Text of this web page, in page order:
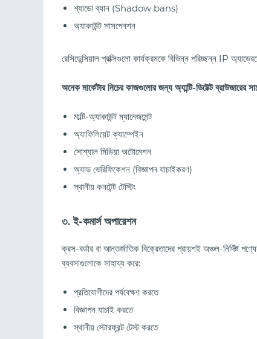
শ্যাডো ব্যান (Shadow bans)
অ্যাকাউন্ট সাসপেনশন
রেসিডেন্সিয়াল প্রক্সিগুলো কার্যক্রমকে বিভিন্ন পরিচ্ছন্ন IP
অনেক মার্কেটার নিচের কাজগুলোর জন্য অ্যান্টি-ডিটেক্ট
মাল্টি-অ্যাকাউন্ট ম্যানেজমেন্ট
অ্যাফিলিয়েট ক্যাম্পেইন
সোশ্যাল মিডিয়া অটোমেশন
অ্যাড ভেরিফিকেশন (বিজ্ঞাপন যাচাইকরণ)
স্থানীয় কনটেন্ট টেস্টিং
৩. ই-কমার্স অপারেশন
ক্রস-বর্ডার বা আন্তর্জাতিক বিক্রেতাদের প্রায়শই অঞ্চল-নির্দিষ্ট
ব্যবসাগুলোকে সাহায্য করে:
প্রতিযোগীদের পর্যবেক্ষণ করতে
বিজ্ঞাপন যাচাই করতে
স্থানীয় স্টোরফ্রন্ট টেস্ট করতে